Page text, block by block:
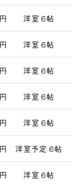
洋室 6帖
洋室 6帖
洋室 6帖
洋室 6帖
洋室 6帖
洋室予定 6帖
洋室 6帖